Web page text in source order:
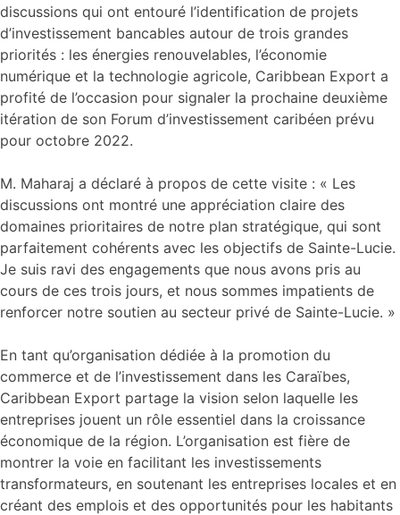
discussions qui ont entouré l’identification de projets
d’investissement bancables autour de trois grandes
priorités : les énergies renouvelables, l’économie
numérique et la technologie agricole, Caribbean Export a
profité de l’occasion pour signaler la prochaine deuxième
itération de son Forum d’investissement caribéen prévu
pour octobre 2022.
M. Maharaj a déclaré à propos de cette visite : « Les
discussions ont montré une appréciation claire des
domaines prioritaires de notre plan stratégique, qui sont
parfaitement cohérents avec les objectifs de Sainte-Lucie.
Je suis ravi des engagements que nous avons pris au
cours de ces trois jours, et nous sommes impatients de
renforcer notre soutien au secteur privé de Sainte-Lucie. »
En tant qu’organisation dédiée à la promotion du
commerce et de l’investissement dans les Caraïbes,
Caribbean Export partage la vision selon laquelle les
entreprises jouent un rôle essentiel dans la croissance
économique de la région. L’organisation est fière de
montrer la voie en facilitant les investissements
transformateurs, en soutenant les entreprises locales et en
créant des emplois et des opportunités pour les habitants